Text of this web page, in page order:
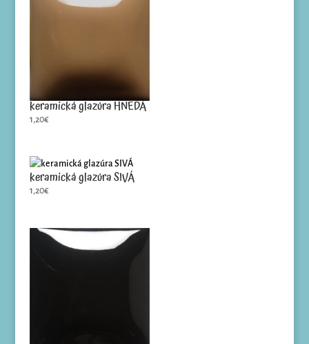
keramická glazúra HNEDÁ
1,20€
keramická glazúra SIVÁ
1,20€